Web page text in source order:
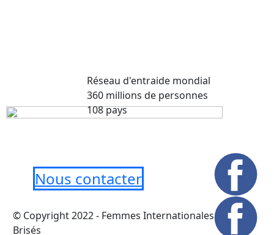
Réseau d'entraide mondial
360 millions de personnes
108 pays
Nous contacter
© Copyright 2022 - Femmes Internationales Murs
Brisés